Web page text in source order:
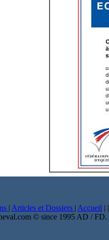
| Articles et Dossiers | Accueil | |
© since 1995 AD / FD.